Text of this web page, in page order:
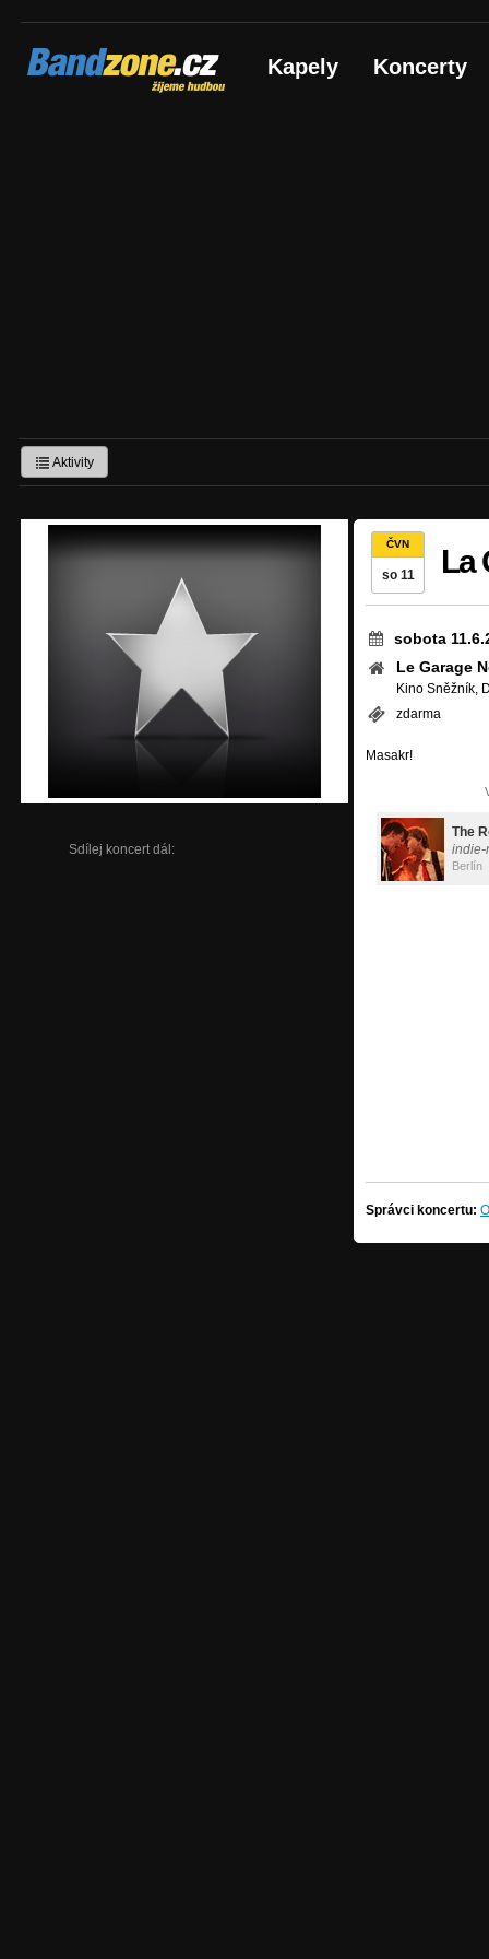
Bandzone.cz
žijeme hudbou Kapely Koncerty
Aktivity
Sdílej koncert dál:
ČVN
so 11 La
sobota
Le Garage
Kino Sněžník,
zdarma
Masakr!
The
indie-
Berlín
Správci koncertu: